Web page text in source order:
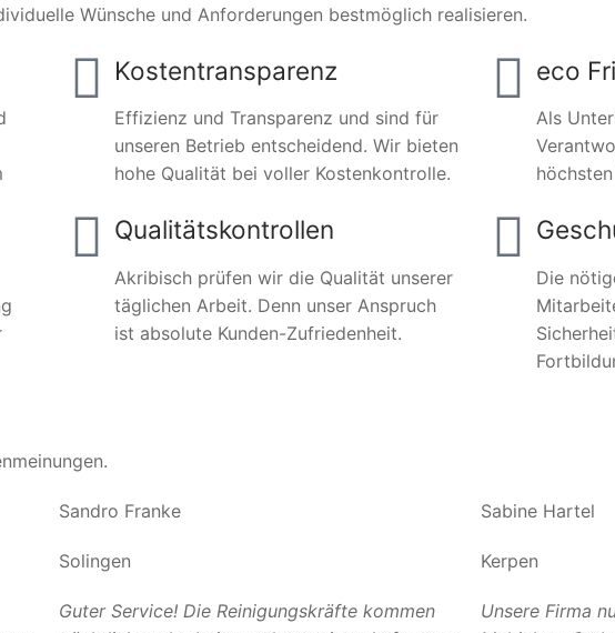
Wünsche und Anforderungen bestmöglich realisieren.
Kostentransparenz
Effizienz und Transparenz und sind für
unseren Betrieb entscheidend. Wir bieten
hohe Qualität bei voller Kostenkontrolle.
Qualitätskontrollen
Akribisch prüfen wir die Qualität unserer
täglichen Arbeit. Denn unser Anspruch
ist absolute Kunden-Zufriedenheit.
eco
Als
Die
Sandro Franke
Solingen
Guter Service! Die Reinigungskräfte kommen
Sabine Hartel
Kerpen
Unsere Firma